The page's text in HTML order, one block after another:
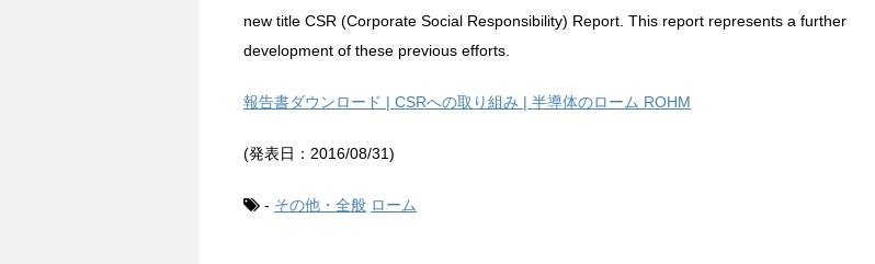
new title CSR (Corporate Social Responsibility) Report. This report represents a further
development of these previous efforts.
報告書ダウンロード | CSRへの取り組み | 半導体のローム ROHM
(発表日：2016/08/31)
- その他・全般 ローム